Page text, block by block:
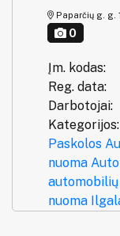
Paparčių g. g.
0
Įm. kodas:
Reg. data:
Darbotojai:
Kategorijos:
Paskolos
nuoma
automobilių
nuoma